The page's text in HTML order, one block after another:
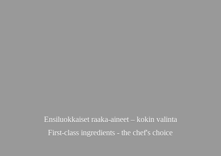
Ensiluokkaiset raaka-aineet – kokin valinta
First-class ingredients - the chef's choice